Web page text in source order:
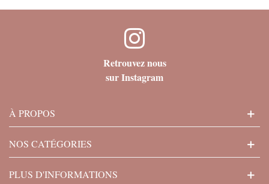
Retrouvez nous
sur Instagram
À PROPOS
NOS CATÉGORIES
PLUS D'INFORMATIONS